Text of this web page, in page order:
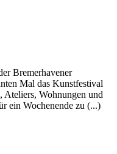
Bremerhavener
Mal das Kunstfestival
Ateliers, Wohnungen und
ein Wochenende zu (...)